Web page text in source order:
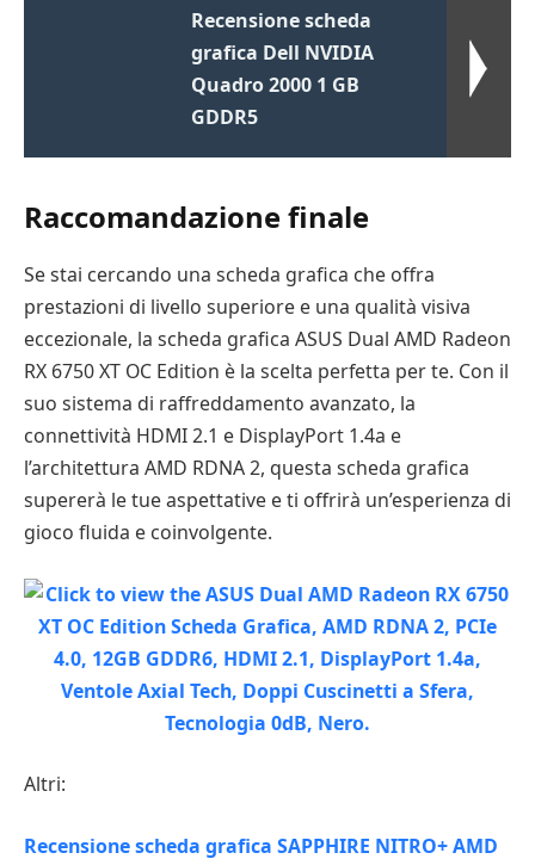
Recensione scheda
grafica Dell NVIDIA
Quadro 2000 1 GB
GDDR5
Raccomandazione finale
Se stai cercando una scheda grafica che offra
prestazioni di livello superiore e una qualità visiva
eccezionale, la scheda grafica ASUS Dual AMD Radeon
RX 6750 XT OC Edition è la scelta perfetta per te. Con il
suo sistema di raffreddamento avanzato, la
connettività HDMI 2.1 e DisplayPort 1.4a e
l’architettura AMD RDNA 2, questa scheda grafica
supererà le tue aspettative e ti offrirà un’esperienza di
gioco fluida e coinvolgente.
Altri:
Recensione scheda grafica SAPPHIRE NITRO+ AMD